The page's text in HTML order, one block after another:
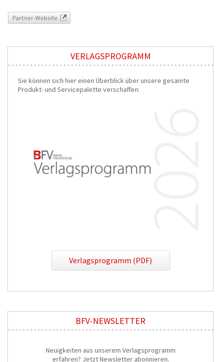
Partner-Website
VERLAGSPROGRAMM
Sie können sich hier einen Überblick über unsere gesamte
Produkt- und Servicepalette verschaffen:
Verlagsprogramm (PDF)
BFV-NEWSLETTER
Neuigkeiten aus unserem Verlagsprogramm
erfahren? Jetzt Newsletter abonnieren.